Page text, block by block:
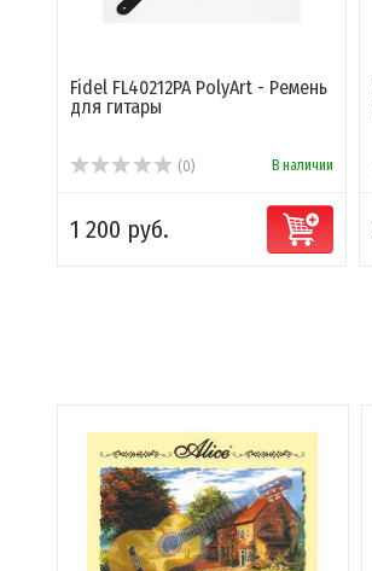
Fidel FL40212PA PolyArt - Ремень
для гитары
(0) В наличии
1 200 руб.